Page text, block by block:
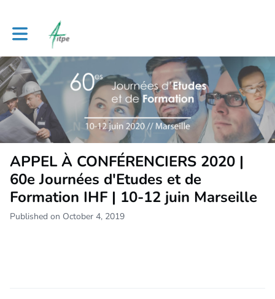
Toggle main navigation
APPEL À CONFÉRENCIERS 2020 |
60e Journées d'Etudes et de
Formation IHF | 10-12 juin Marseille
Published on October 4, 2019